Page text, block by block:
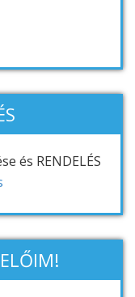
és RENDELÉS